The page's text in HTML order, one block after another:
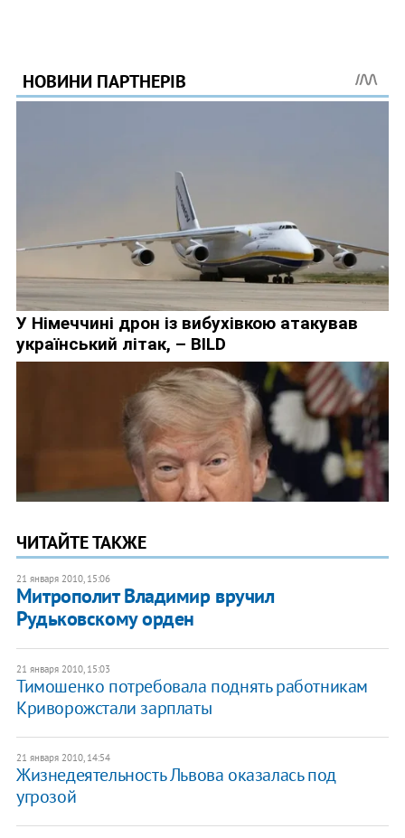
ЧИТАЙТЕ ТАКЖЕ
21 января 2010, 15:06
Митрополит Владимир вручил
Рудьковскому орден
21 января 2010, 15:03
Тимошенко потребовала поднять работникам
Криворожстали зарплаты
21 января 2010, 14:54
Жизнедеятельность Львова оказалась под
угрозой